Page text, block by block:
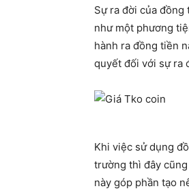
Sự ra đời của
như một phương
hành ra đồng tiền
quyết đối với sự ra
Khi việc sử dụng
trường thì đây
này góp phần tạo